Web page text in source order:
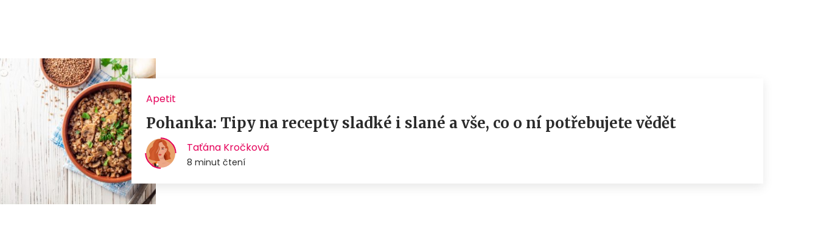
Apetit
Pohanka: Tipy na recepty sladké i slané a vše, co o ní potřebujete vědět
Taťána Kročková
8 minut čtení